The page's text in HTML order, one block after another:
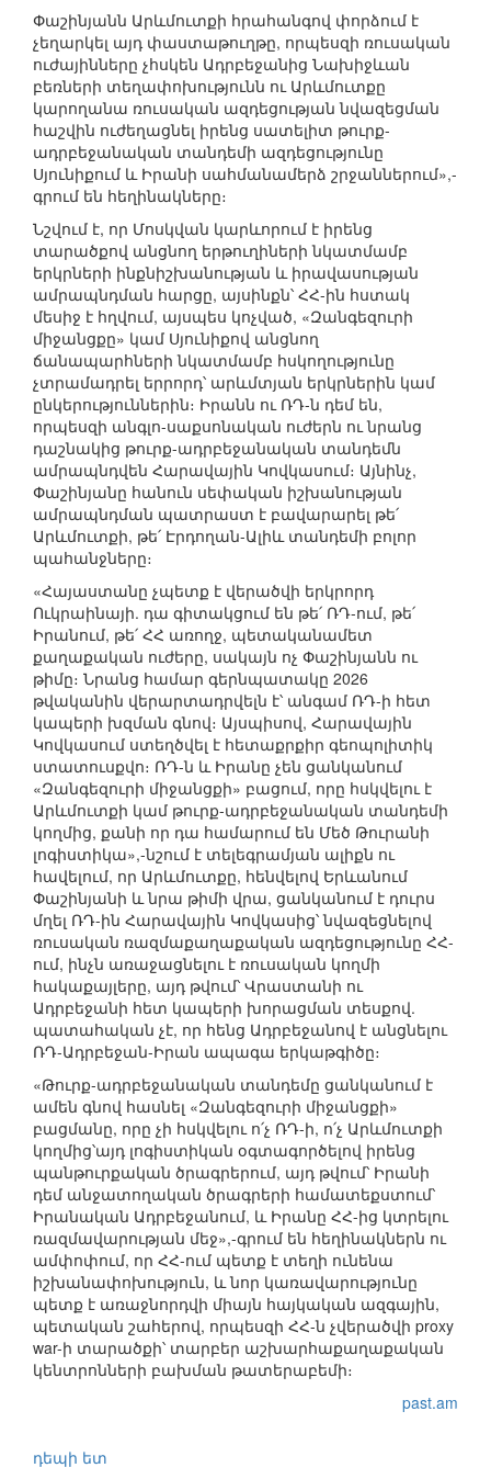
Փաշինյանն Արևմուտքի հրահանգով փորձում է
չեղարկել այդ փաստաթուղթը, որպեսզի ռուսական
ուժայինները չհսկեն Ադրբեջանից Նախիջևան
բեռների տեղափոխությունն ու Արևմուտքը
կարողանա ռուսական ազդեցության նվազեցման
հաշվին ուժեղացնել իրենց սատելիտ թուրք-
ադրբեջանական տանդեմի ազդեցությունը
Սյունիքում և Իրանի սահմանամերձ շրջաններում»,-
գրում են հեղինակները։
Նշվում է, որ Մոսկվան կարևորում է իրենց
տարածքով անցնող երթուղիների նկատմամբ
երկրների ինքնիշխանության և իրավասության
ամրապնդման հարցը, այսինքն՝ ՀՀ-ին հստակ
մեսիջ է հղվում, այսպես կոչված, «Զանգեզուրի
միջանցքը» կամ Սյունիքով անցնող
ճանապարհների նկատմամբ հսկողությունը
չտրամադրել երրորդ՝ արևմտյան երկրներին կամ
ընկերություններին։ Իրանն ու ՌԴ-ն դեմ են,
որպեսզի անգլո-սաքսոնական ուժերն ու նրանց
դաշնակից թուրք-ադրբեջանական տանդեմն
ամրապնդվեն Հարավային Կովկասում։ Այնինչ,
Փաշինյանը հանուն սեփական իշխանության
ամրապնդման պատրաստ է բավարարել թե՛
Արևմուտքի, թե՛ Էրդողան-Ալիև տանդեմի բոլոր
պահանջները։
«Հայաստանը չպետք է վերածվի երկրորդ
Ուկրաինայի. դա գիտակցում են թե՛ ՌԴ-ում, թե՛
Իրանում, թե՛ ՀՀ առողջ, պետականամետ
քաղաքական ուժերը, սակայն ոչ Փաշինյանն ու
թիմը։ Նրանց համար գերնպատակը 2026
թվականին վերարտադրվելն է՝ անգամ ՌԴ-ի հետ
կապերի խզման գնով։ Այսպիսով, Հարավային
Կովկասում ստեղծվել է հետաքրքիր գեոպոլիտիկ
ստատուսքվո։ ՌԴ-ն և Իրանը չեն ցանկանում
«Զանգեզուրի միջանցքի» բացում, որը հսկվելու է
Արևմուտքի կամ թուրք-ադրբեջանական տանդեմի
կողմից, քանի որ դա համարում են Մեծ Թուրանի
լոգիստիկա»,-նշում է տելեգրամյան ալիքն ու
հավելում, որ Արևմուտքը, հենվելով Երևանում
Փաշինյանի և նրա թիմի վրա, ցանկանում է դուրս
մղել ՌԴ-ին Հարավային Կովկասից՝ նվազեցնելով
ռուսական ռազմաքաղաքական ազդեցությունը ՀՀ-
ում, ինչն առաջացնելու է ռուսական կողմի
հակաքայլերը, այդ թվում՝ Վրաստանի ու
Ադրբեջանի հետ կապերի խորացման տեսքով.
պատահական չէ, որ հենց Ադրբեջանով է անցնելու
ՌԴ-Ադրբեջան-Իրան ապագա երկաթգիծը։
«Թուրք-ադրբեջանական տանդեմը ցանկանում է
ամեն գնով հասնել «Զանգեզուրի միջանցքի»
բացմանը, որը չի հսկվելու ո՛չ ՌԴ-ի, ո՛չ Արևմուտքի
կողմից՝այդ լոգիստիկան օգտագործելով իրենց
պանթուրքական ծրագրերում, այդ թվում՝ Իրանի
դեմ անջատողական ծրագրերի համատեքստում՝
Իրանական Ադրբեջանում, և Իրանը ՀՀ-ից կտրելու
ռազմավարության մեջ»,-գրում են հեղինակներն ու
ամփոփում, որ ՀՀ-ում պետք է տեղի ունենա
իշխանափոխություն, և նոր կառավարությունը
պետք է առաջնորդվի միայն հայկական ազգային,
պետական շահերով, որպեսզի ՀՀ-ն չվերածվի proxy
war-ի տարածքի՝ տարբեր աշխարհաքաղաքական
կենտրոնների բախման թատերաբեմի։
past.am
դեպի ետ